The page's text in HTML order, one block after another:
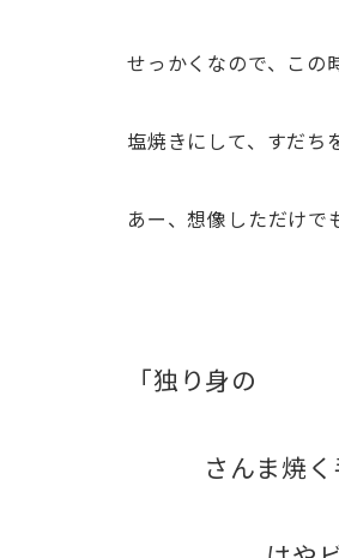
せっかくなので、この
塩焼きにして、すだち
あー、想像しただけで
「独り身の
さんま焼く